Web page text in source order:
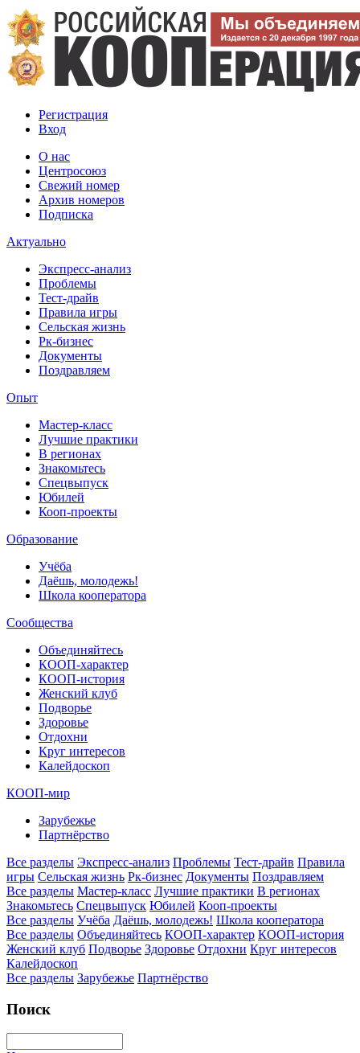
Регистрация
Вход
О нас
Центросоюз
Свежий номер
Архив номеров
Подписка
Актуально
Экспресс-анализ
Проблемы
Тест-драйв
Правила игры
Сельская жизнь
Рк-бизнес
Документы
Поздравляем
Опыт
Мастер-класс
Лучшие практики
В регионах
Знакомьтесь
Спецвыпуск
Юбилей
Кооп-проекты
Образование
Учёба
Даёшь, молодежь!
Школа кооператора
Сообщества
Объединяйтесь
КООП-характер
КООП-история
Женский клуб
Подворье
Здоровье
Отдохни
Круг интересов
Калейдоскоп
КООП-мир
Зарубежье
Партнёрство
Все разделы Экспресс-анализ Проблемы Тест-драйв Правила
игры Сельская жизнь Рк-бизнес Документы Поздравляем
Все разделы Мастер-класс Лучшие практики В регионах
Знакомьтесь Спецвыпуск Юбилей Кооп-проекты
Все разделы Учёба Даёшь, молодежь! Школа кооператора
Все разделы Объединяйтесь КООП-характер КООП-история
Женский клуб Подворье Здоровье Отдохни Круг интересов
Калейдоскоп
Все разделы Зарубежье Партнёрство
Поиск